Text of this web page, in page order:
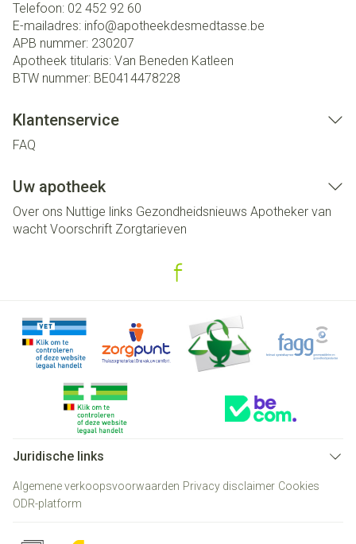
Telefoon: 02 452 92 60
E-mailadres: info@apotheekdesmedtasse.be
APB nummer: 230207
Apotheek titularis: Van Beneden Katleen
BTW nummer: BE0414478228
Klantenservice
FAQ
Uw apotheek
Over ons Nuttige links Gezondheidsnieuws Apotheker van
wacht Voorschrift Zorgtarieven
Juridische links
Algemene verkoopsvoorwaarden Privacy disclaimer Cookies
ODR-platform